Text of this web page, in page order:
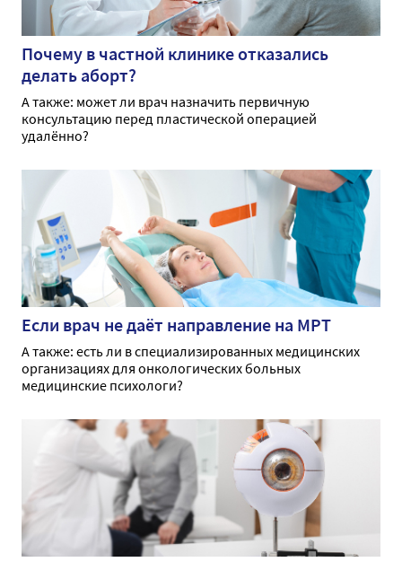
Почему в частной клинике отказались
делать аборт?
А также: может ли врач назначить первичную
консультацию перед пластической операцией
удалённо?
Если врач не даёт направление на МРТ
А также: есть ли в специализированных медицинских
организациях для онкологических больных
медицинские психологи?